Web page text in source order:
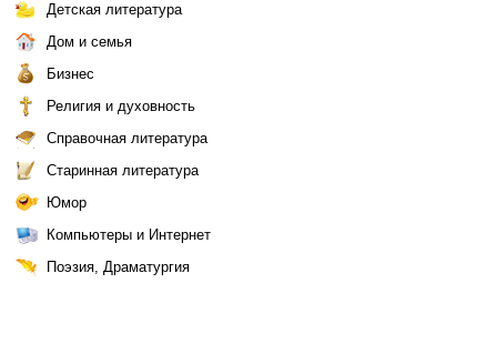
Детская литература
Дом и семья
Бизнес
Религия и духовность
Справочная литература
Старинная литература
Юмор
Компьютеры и Интернет
Поэзия, Драматургия